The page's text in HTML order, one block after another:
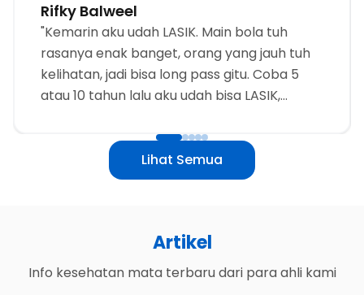
Rifky Balweel
"Kemarin aku udah LASIK. Main bola tuh
rasanya enak banget, orang yang jauh tuh
kelihatan, jadi bisa long pass gitu. Coba 5
atau 10 tahun lalu aku udah bisa LASIK,
Lihat Semua
Artikel
Info kesehatan mata terbaru dari para ahli kami